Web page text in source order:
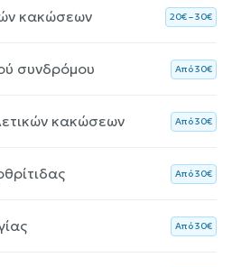
κακώσεων 20€ – 30€
συνδρόμου Aπό 30€
κακώσεων Aπό 30€
Aπό 30€
Aπό 30€